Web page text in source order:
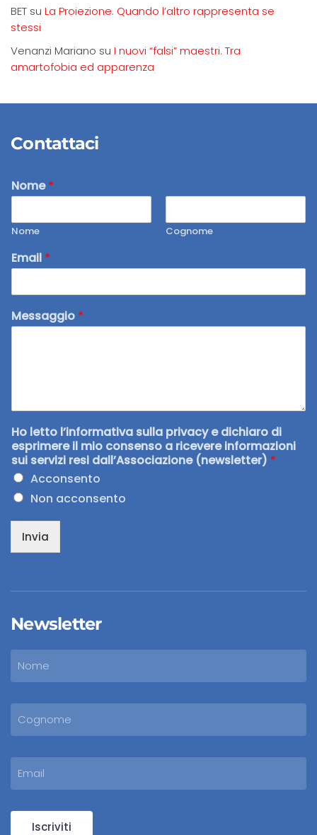
BET su La Proiezione. Quando l’altro rappresenta se
stessi
Venanzi Mariano su I nuovi “falsi” maestri. Tra
amartofobia ed apparenza
Contattaci
Nome*
Nome Cognome
Email *
Messaggio *
Ho letto l’informativa sulla privacy e dichiaro di
esprimere il mio consenso a ricevere informazioni
sui servizi resi dall’Associazione (newsletter) *
Acconsento
Non acconsento
Invia
Newsletter
Iscriviti